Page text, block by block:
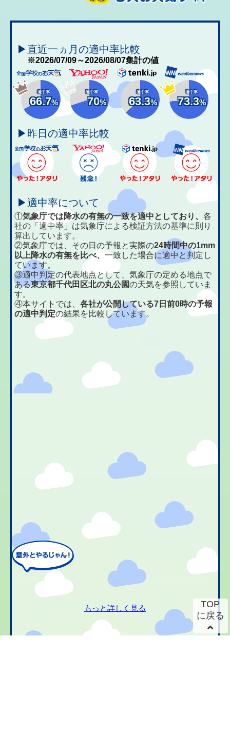
▶直近一ヵ月の適中率比較
※2026/07/09～2026/08/07集計の値
適中率
66.7%
適中率
70%
適中率
63.3%
適中率
73.3%
▶昨日の適中率比較
▶適中率について
①気象庁では降水の有無の一致を適中としており、各
社の「適中率」は気象庁による検証方法の基準に則り
算出しています。
②気象庁では、その日の予報と実際の24時間中の1mm
以上降水の有無を比べ、一致した場合に適中と判定し
ています。
③適中判定の代表地点として、気象庁の定める地点で
ある東京都千代田区北の丸公園の天気を参照していま
す。
④本サイトでは、各社が公開している7日前0時の予報
の適中判定の結果を比較しています。
もっと詳しく見る
TOP
に戻る